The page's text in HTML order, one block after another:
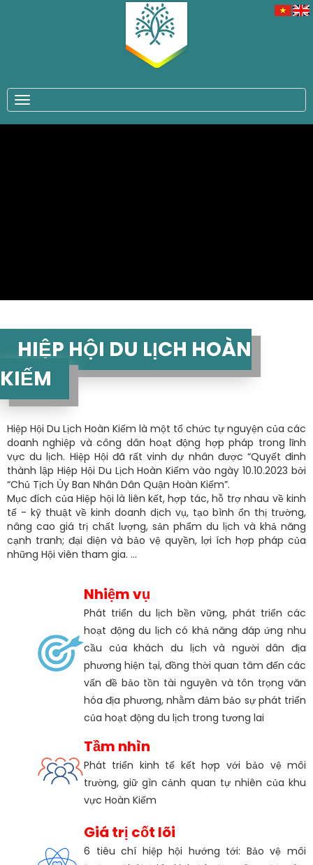
HIỆP HỘI DU LỊCH HOÀN
KIẾM
Hiệp Hội Du Lịch Hoàn Kiếm là một tổ chức tự nguyện của các
doanh nghiệp và công dân hoạt động hợp pháp trong lĩnh
vực du lịch. Hiệp Hội đã rất vinh dự nhân được “Quyết đinh
thành lập Hiệp Hội Du Lịch Hoàn Kiếm vào ngày 10.10.2023 bởi
“Chủ Tịch Ủy Ban Nhân Dân Quận Hoàn Kiếm”.
Mục đích của Hiệp hội là liên kết, hợp tác, hỗ trợ nhau về kinh
tế - kỹ thuật về kinh doanh dịch vụ, tạo bình ổn thị trường,
nâng cao giá trị chất lượng, sản phẩm du lịch và khả năng
cạnh tranh; đại diện và bảo vệ quyền, lợi ích hợp pháp của
những Hội viên tham gia. ...
Nhiệm vụ
Phát triển du lịch bền vững, phát triển các
hoạt động du lịch có khả năng đáp ứng nhu
cầu của khách du lịch và người dân địa
phương hiện tại, đồng thời quan tâm đến các
vấn đề bảo tồn tài nguyên và tôn trọng văn
hóa địa phương, nhằm đảm bảo sự phát triển
của hoạt động du lịch trong tương lai
Tầm nhìn
Phát triển kinh tế kết hợp với bảo vệ môi
trường, giữ gìn cảnh quan tự nhiên của khu
vực Hoàn Kiếm
Giá trị cốt lõi
6 tiêu chí hiệp hội hướng tới: Bảo vệ môi